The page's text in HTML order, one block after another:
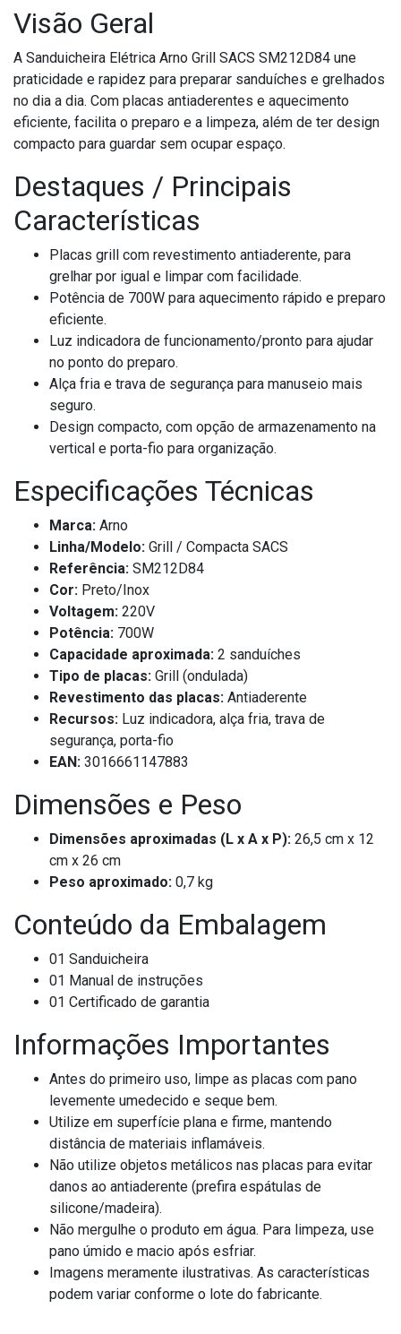
Visão Geral
A Sanduicheira Elétrica Arno Grill SACS SM212D84 une
praticidade e rapidez para preparar sanduíches e grelhados
no dia a dia. Com placas antiaderentes e aquecimento
eficiente, facilita o preparo e a limpeza, além de ter design
compacto para guardar sem ocupar espaço.
Destaques / Principais
Características
Placas grill com revestimento antiaderente, para
grelhar por igual e limpar com facilidade.
Potência de 700W para aquecimento rápido e preparo
eficiente.
Luz indicadora de funcionamento/pronto para ajudar
no ponto do preparo.
Alça fria e trava de segurança para manuseio mais
seguro.
Design compacto, com opção de armazenamento na
vertical e porta-fio para organização.
Especificações Técnicas
Marca: Arno
Linha/Modelo: Grill / Compacta SACS
Referência: SM212D84
Cor: Preto/Inox
Voltagem: 220V
Potência: 700W
Capacidade aproximada: 2 sanduíches
Tipo de placas: Grill (ondulada)
Revestimento das placas: Antiaderente
Recursos: Luz indicadora, alça fria, trava de
segurança, porta-fio
EAN: 3016661147883
Dimensões e Peso
Dimensões aproximadas (L x A x P): 26,5 cm x 12
cm x 26 cm
Peso aproximado: 0,7 kg
Conteúdo da Embalagem
01 Sanduicheira
01 Manual de instruções
01 Certificado de garantia
Informações Importantes
Antes do primeiro uso, limpe as placas com pano
levemente umedecido e seque bem.
Utilize em superfície plana e firme, mantendo
distância de materiais inflamáveis.
Não utilize objetos metálicos nas placas para evitar
danos ao antiaderente (prefira espátulas de
silicone/madeira).
Não mergulhe o produto em água. Para limpeza, use
pano úmido e macio após esfriar.
Imagens meramente ilustrativas. As características
podem variar conforme o lote do fabricante.